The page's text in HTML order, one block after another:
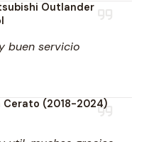
Outlander
buen servicio
Cerato (2018-2024)